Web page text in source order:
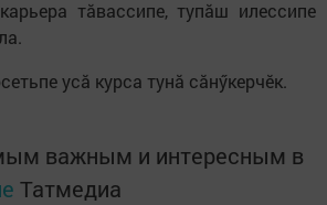
тăвассипе, тупăш илессипе
усă курса тунă сăнӳкерчӗк.
важным и интересным в
Татмедиа